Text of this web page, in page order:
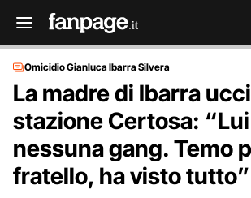
Omicidio Gianluca Ibarra Silvera
La madre di Ibarra
stazione Certosa:
nessuna gang. Temo
fratello, ha visto tutto”